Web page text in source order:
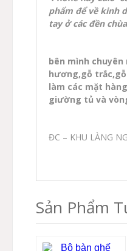
phẩm để về kinh
tay ở các đền
bên mình
hương,gỗ
làm các mặt
giường tủ và
ĐC – KHU LÀNG
Sản Phẩm